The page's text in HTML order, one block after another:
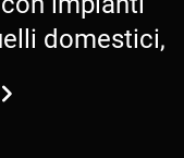
domestici,